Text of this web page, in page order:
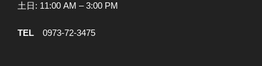
土日: 11:00 AM – 3:00 PM
TEL 0973-72-3475